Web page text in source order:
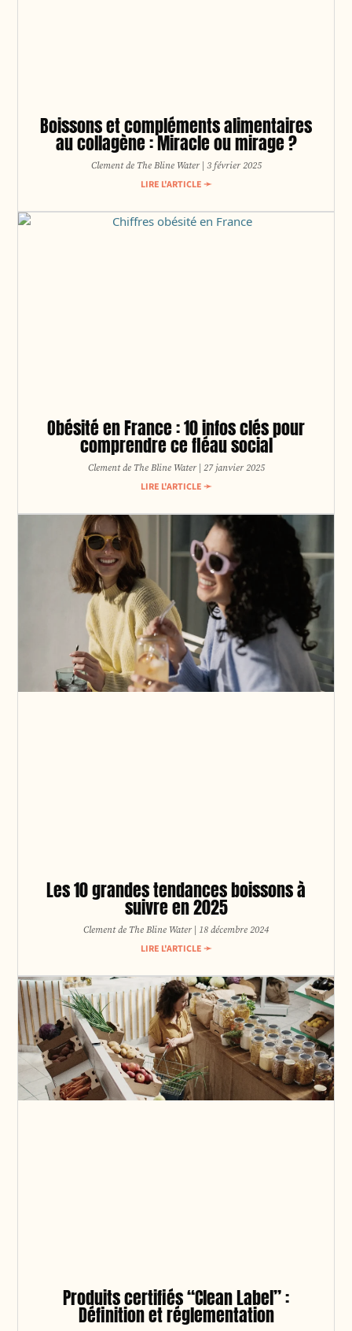
Boissons et compléments alimentaires
au collagène : Miracle ou mirage ?
Clement de The Bline Water 3 février 2025
LIRE L'ARTICLE ➛
Obésité en France : 10 infos clés pour
comprendre ce fléau social
Clement de The Bline Water 27 janvier 2025
LIRE L'ARTICLE ➛
Les 10 grandes tendances boissons à
suivre en 2025
Clement de The Bline Water 18 décembre 2024
LIRE L'ARTICLE ➛
Produits certifiés “Clean Label” :
Définition et réglementation